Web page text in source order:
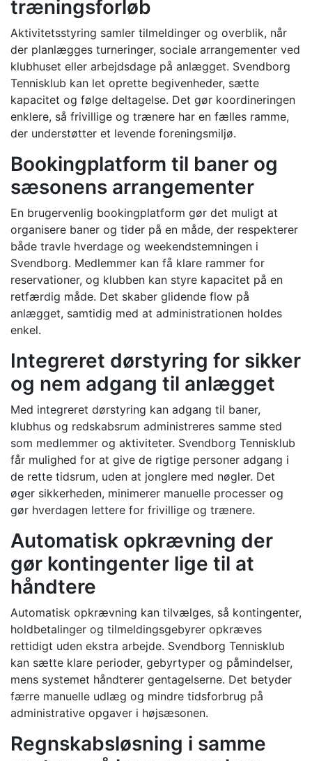
træningsforløb
Aktivitetsstyring samler tilmeldinger og overblik, når
der planlægges turneringer, sociale arrangementer ved
klubhuset eller arbejdsdage på anlægget. Svendborg
Tennisklub kan let oprette begivenheder, sætte
kapacitet og følge deltagelse. Det gør koordineringen
enklere, så frivillige og trænere har en fælles ramme,
der understøtter et levende foreningsmiljø.
Bookingplatform til baner og
sæsonens arrangementer
En brugervenlig bookingplatform gør det muligt at
organisere baner og tider på en måde, der respekterer
både travle hverdage og weekendstemningen i
Svendborg. Medlemmer kan få klare rammer for
reservationer, og klubben kan styre kapacitet på en
retfærdig måde. Det skaber glidende flow på
anlægget, samtidig med at administrationen holdes
enkel.
Integreret dørstyring for sikker
og nem adgang til anlægget
Med integreret dørstyring kan adgang til baner,
klubhus og redskabsrum administreres samme sted
som medlemmer og aktiviteter. Svendborg Tennisklub
får mulighed for at give de rigtige personer adgang i
de rette tidsrum, uden at jonglere med nøgler. Det
øger sikkerheden, minimerer manuelle processer og
gør hverdagen lettere for frivillige og trænere.
Automatisk opkrævning der
gør kontingenter lige til at
håndtere
Automatisk opkrævning kan tilvælges, så kontingenter,
holdbetalinger og tilmeldingsgebyrer opkræves
rettidigt uden ekstra arbejde. Svendborg Tennisklub
kan sætte klare perioder, gebyrtyper og påmindelser,
mens systemet håndterer gentagelserne. Det betyder
færre manuelle udlæg og mindre tidsforbrug på
administrative opgaver i højsæsonen.
Regnskabsløsning i samme